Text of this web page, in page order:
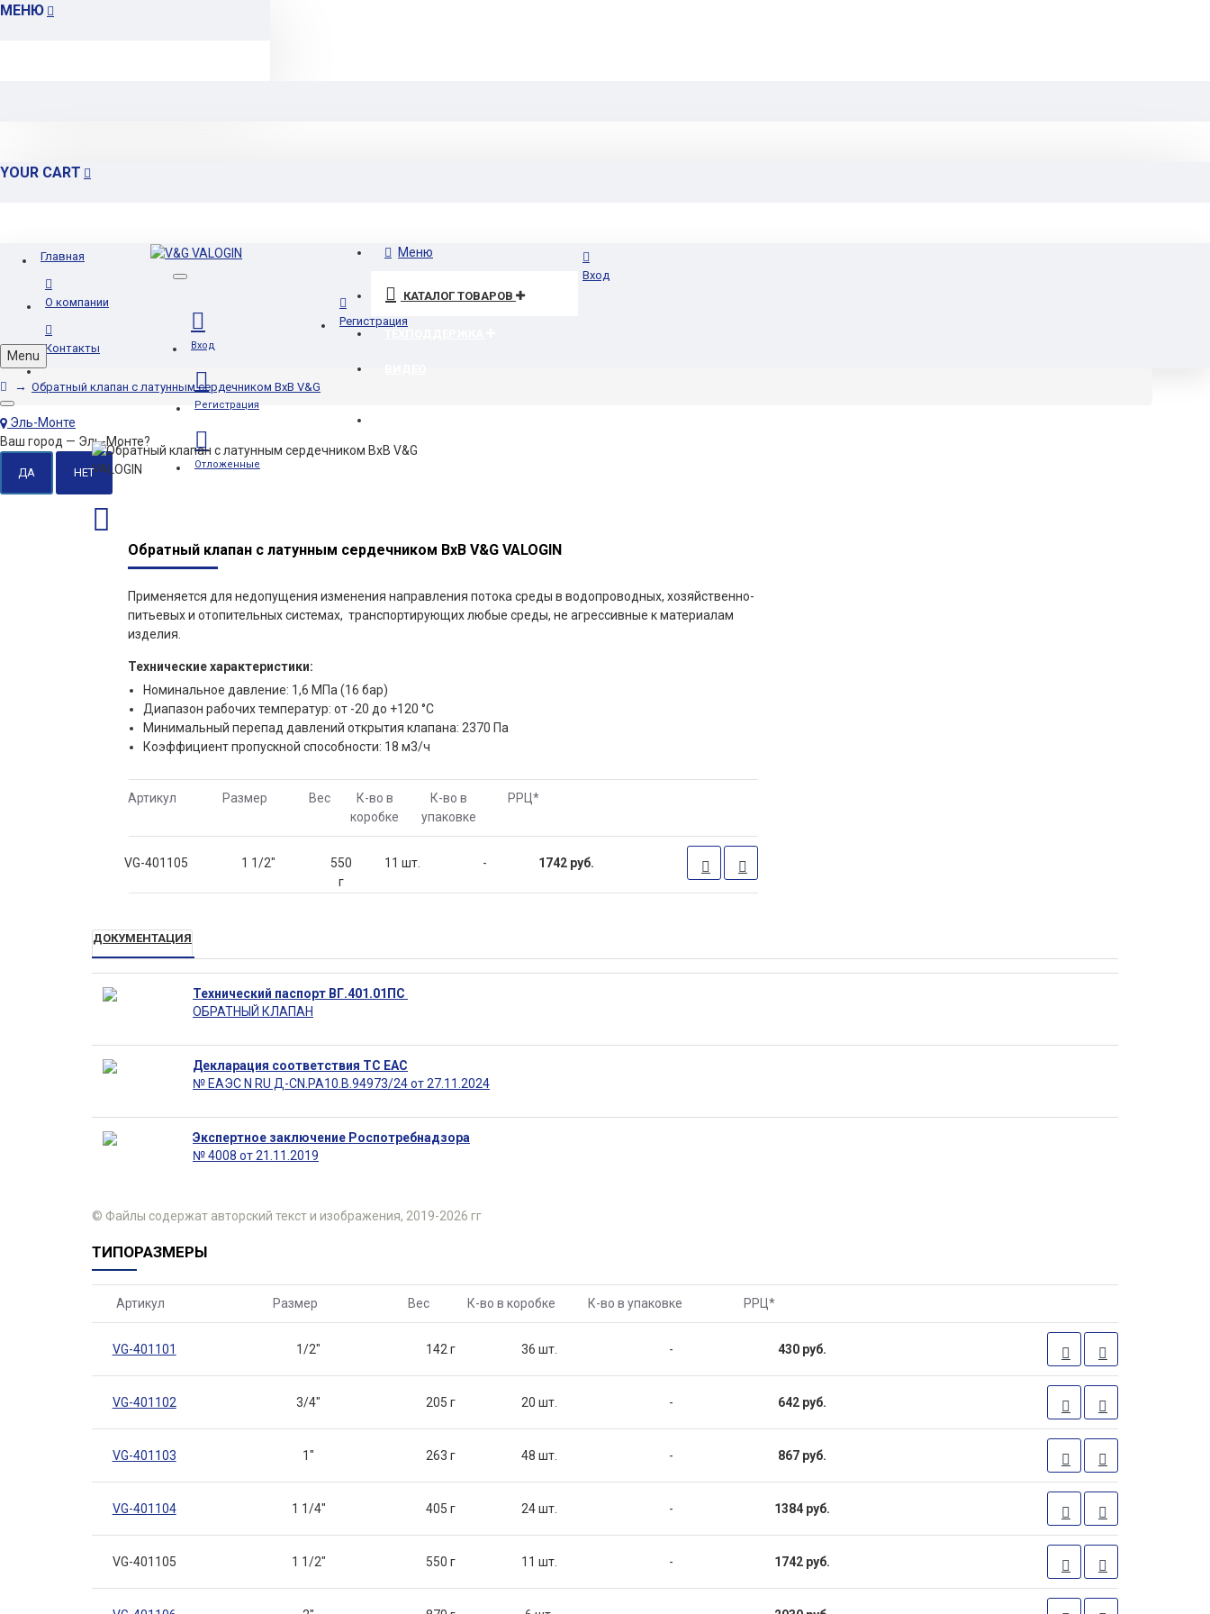
МЕНЮ
YOUR CART
Главная
О компании
Контакты
Эль-Монте
Ваш город — Эль-Монте?
Вход
Регистрация
Отложенные
Меню
КАТАЛОГ ТОВАРОВ
Вход
Регистрация
Menu
Обратный клапан с латунным сердечником ВхВ V&G
Обратный клапан с латунным сердечником ВхВ V&G VALOGIN
Применяется для недопущения изменения направления потока среды в водопроводных, хозяйственно-
питьевых и отопительных системах, транспортирующих любые среды, не агрессивные к материалам
изделия.
Технические характеристики:
Номинальное давление: 1,6 МПа (16 бар)
Диапазон рабочих температур: от -20 до +120 °С
Минимальный перепад давлений открытия клапана: 2370 Па
Коэффициент пропускной способности: 18 м3/ч
Артикул Размер Вес
К-во в
коробке
К-во в
упаковке
РРЦ*
VG-401105 1 1/2"
550
г
11 шт. - 1742 руб.
ДОКУМЕНТАЦИЯ
Технический паспорт ВГ.401.01ПС
ОБРАТНЫЙ КЛАПАН
Декларация соответствия ТС ЕАС
№ ЕАЭС N RU Д-CN.РА10.В.94973/24 от 27.11.2024
Экспертное заключение Роспотребнадзора
№ 4008 от 21.11.2019
© Файлы содержат авторский текст и изображения, 2019-2026 гг
ТИПОРАЗМЕРЫ
Артикул Размер Вес К-во в коробке К-во в упаковке РРЦ*
VG-401101 1/2" 142 г 36 шт. - 430 руб.
VG-401102 3/4" 205 г 20 шт. - 642 руб.
VG-401103 1" 263 г 48 шт. - 867 руб.
VG-401104 1 1/4" 405 г 24 шт. - 1384 руб.
VG-401105 1 1/2" 550 г 11 шт. - 1742 руб.